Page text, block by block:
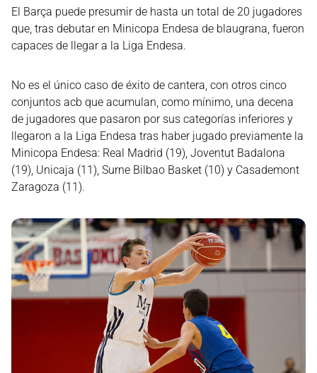
El Barça puede presumir de hasta un total de 20 jugadores
que, tras debutar en Minicopa Endesa de blaugrana, fueron
capaces de llegar a la Liga Endesa.
No es el único caso de éxito de cantera, con otros cinco
conjuntos acb que acumulan, como mínimo, una decena
de jugadores que pasaron por sus categorías inferiores y
llegaron a la Liga Endesa tras haber jugado previamente la
Minicopa Endesa: Real Madrid (19), Joventut Badalona
(19), Unicaja (11), Surne Bilbao Basket (10) y Casademont
Zaragoza (11).